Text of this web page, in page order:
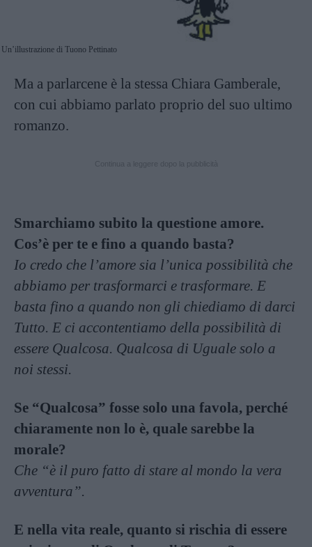
Un’illustrazione di Tuono Pettinato
Ma a parlarcene è la stessa Chiara Gamberale,
con cui abbiamo parlato proprio del suo ultimo
romanzo.
Smarchiamo subito la questione amore.
Cos’è per te e fino a quando basta?
Io credo che l’amore sia l’unica possibilità che
abbiamo per trasformarci e trasformare. E
basta fino a quando non gli chiediamo di darci
Tutto. E ci accontentiamo della possibilità di
essere Qualcosa. Qualcosa di Uguale solo a
noi stessi.
Se “Qualcosa” fosse solo una favola, perché
chiaramente non lo è, quale sarebbe la
morale?
Che “è il puro fatto di stare al mondo la vera
avventura”.
E nella vita reale, quanto si rischia di essere